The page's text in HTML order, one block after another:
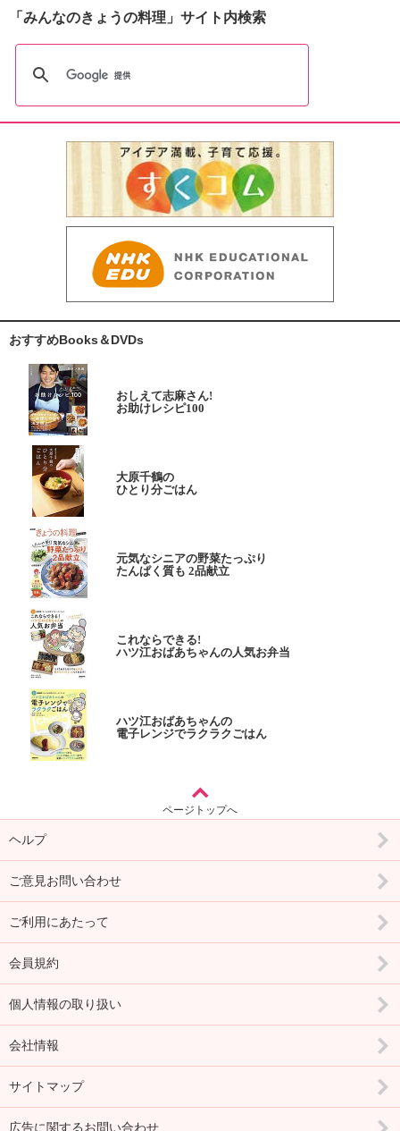
「みんなのきょうの料理」サイト内検索
おすすめBooks＆DVDs
おしえて志麻さん!
お助けレシピ100
大原千鶴の
ひとり分ごはん
元気なシニアの野菜たっぷり
たんぱく質も 2品献立
これならできる!
ハツ江おばあちゃんの人気お弁当
ハツ江おばあちゃんの
電子レンジでラクラクごはん
ページトップへ
ヘルプ
ご意見お問い合わせ
ご利用にあたって
会員規約
個人情報の取り扱い
会社情報
サイトマップ
広告に関するお問い合わせ